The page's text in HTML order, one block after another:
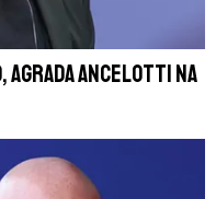
agrada Ancelotti na